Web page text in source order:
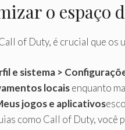
o espaço
of Duty, é crucial que os
e sistema >
locaisenquanto
jogos e aplicativos
como Call of Duty, você